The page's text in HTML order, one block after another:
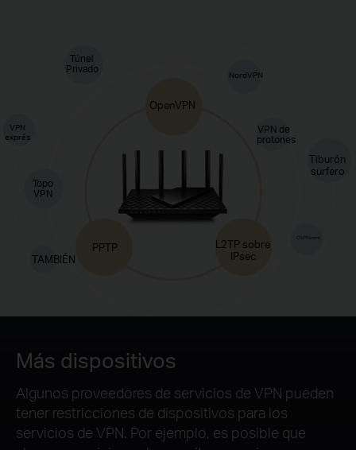
OpenVPN
PPTP
L2TP sobre
IPsec
Túnel
Privado
Topo
VPN
OVPN.com
VPN de
protones
NordVPN
VPN
exprés
TAMBIÉN
Tiburón
surfero
Más dispositivos
Algunos proveedores de servicios de VPN pueden
tener restricciones de dispositivos para los
servicios de VPN. Por ejemplo, es posible que